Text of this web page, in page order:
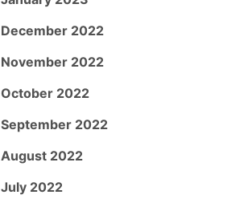
December 2022
November 2022
October 2022
September 2022
August 2022
July 2022